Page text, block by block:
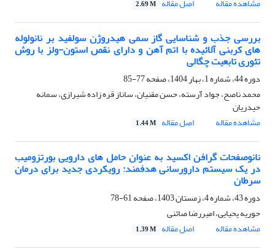
مشاهده مقاله
اصل مقاله 2.69 M
بررسی جذب و شناسایی گاز سمی هیدروژن سولفید بر نانولوله
های کربنی آلائیده با اتم آهن و دارای نقص استون-ولز با روش
تئوری تابعیت چگالی
دوره 44، شماره 1، بهار 1404، صفحه
77-85
محمد ناصح، جواد آرسته، حسن مقنیان، ساناز قره زاده شیرازی، سمانه
حیدریان
مشاهده مقاله
اصل مقاله 1.44 M
نانوصفحات گرافن اکسید به عنوان حامل های دارویی بورتزومیب
در یک سیستم دارورسانی هدفمند: رویکردی جدید برای درمان
سرطان
دوره 43، شماره 4، زمستان 1403، صفحه
61-78
حوریه یحیایی، امیررضا صائنی
مشاهده مقاله
اصل مقاله 1.39 M